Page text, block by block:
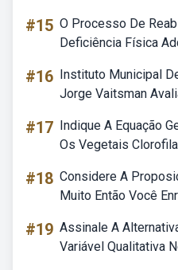
#15 O Processo De
Deficiência Física
#16 Instituto Municipal
Jorge Vaitsman
#17 Indique A Equação
Os Vegetais
#18 Considere A
Muito Então Você
#19 Assinale A
Variável Qualitativa